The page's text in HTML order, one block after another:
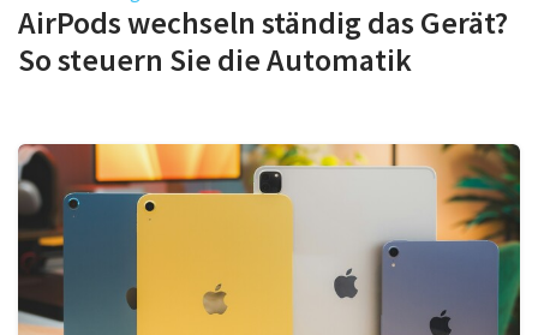
AirPods wechseln ständig das Gerät?
So steuern Sie die Automatik